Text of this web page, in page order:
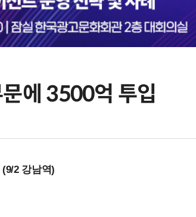
에 3500억 투입
2 강남역)